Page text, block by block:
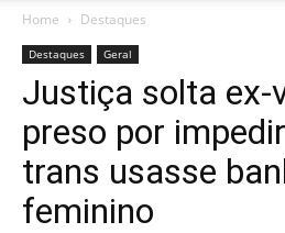
Home Destaques
Destaques Geral
Justiça solta ex-
preso por
trans usasse
feminino